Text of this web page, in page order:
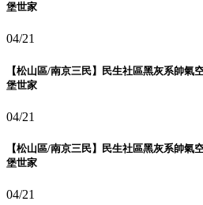
堡世家
04/21
【松山區/南京三民】民生社區黑灰系帥氣
堡世家
04/21
【松山區/南京三民】民生社區黑灰系帥氣
堡世家
04/21